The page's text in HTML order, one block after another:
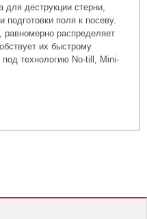
для деструкции стерни,
подготовки поля к посеву.
равномерно распределяет
их быстрому
технологию No-till, Mini-